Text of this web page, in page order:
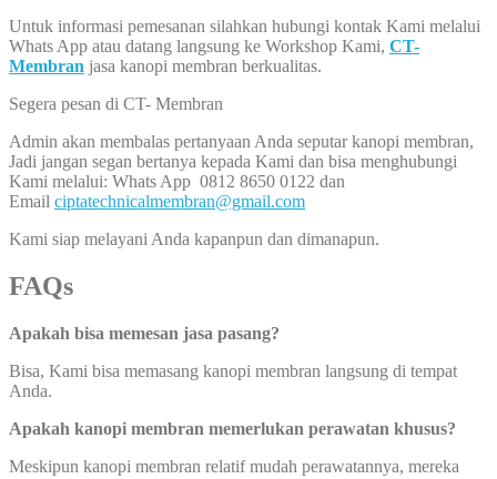
Untuk informasi pemesanan silahkan hubungi kontak Kami melalui
Whats App atau datang langsung ke Workshop Kami, CT-
Membran jasa kanopi membran berkualitas.
Segera pesan di CT- Membran
Admin akan membalas pertanyaan Anda seputar kanopi membran,
Jadi jangan segan bertanya kepada Kami dan bisa menghubungi
Kami melalui: Whats App 0812 8650 0122 dan
Email ciptatechnicalmembran@gmail.com
Kami siap melayani Anda kapanpun dan dimanapun.
FAQs
Apakah bisa memesan jasa pasang?
Bisa, Kami bisa memasang kanopi membran langsung di tempat
Anda.
Apakah kanopi membran memerlukan perawatan khusus?
Meskipun kanopi membran relatif mudah perawatannya, mereka